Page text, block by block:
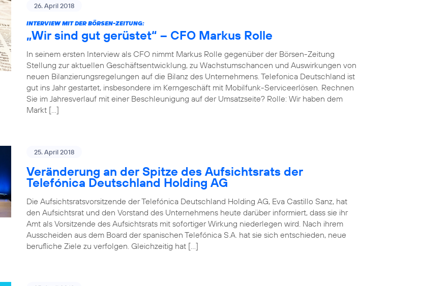
26. April 2018
INTERVIEW MIT DER BÖRSEN-ZEITUNG:
„Wir sind gut gerüstet“ – CFO Markus Rolle
In seinem ersten Interview als CFO nimmt Markus Rolle gegenüber der Börsen-Zeitung
Stellung zur aktuellen Geschäftsentwicklung, zu Wachstumschancen und Auswirkungen von
neuen Bilanzierungsregelungen auf die Bilanz des Unternehmens. Telefonica Deutschland ist
gut ins Jahr gestartet, insbesondere im Kerngeschäft mit Mobilfunk-Serviceerlösen. Rechnen
Sie im Jahresverlauf mit einer Beschleunigung auf der Umsatzseite? Rolle: Wir haben dem
Markt […]
25. April 2018
Veränderung an der Spitze des Aufsichtsrats der
Telefónica Deutschland Holding AG
Die Aufsichtsratsvorsitzende der Telefónica Deutschland Holding AG, Eva Castillo Sanz, hat
den Aufsichtsrat und den Vorstand des Unternehmens heute darüber informiert, dass sie ihr
Amt als Vorsitzende des Aufsichtsrats mit sofortiger Wirkung niederlegen wird. Nach ihrem
Ausscheiden aus dem Board der spanischen Telefónica S.A. hat sie sich entschieden, neue
berufliche Ziele zu verfolgen. Gleichzeitig hat […]